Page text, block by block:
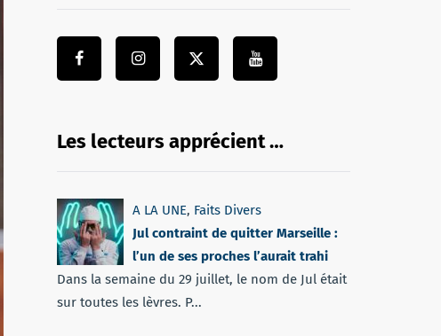
Les lecteurs apprécient …
A LA UNE, Faits Divers
Jul contraint de quitter Marseille :
l’un de ses proches l’aurait trahi
Dans la semaine du 29 juillet, le nom de Jul était
sur toutes les lèvres. P...